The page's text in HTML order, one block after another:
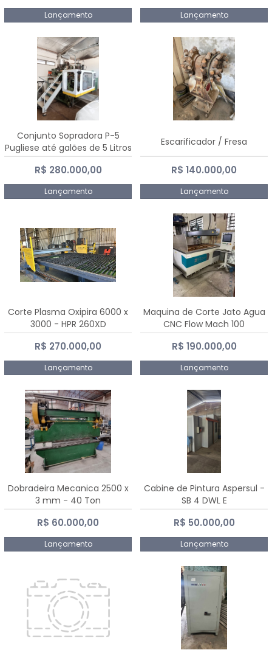
Lançamento Lançamento
Conjunto Sopradora P-5
Pugliese até galões de 5 Litros
R$ 280.000,00
Lançamento
Escarificador / Fresa
R$ 140.000,00
Lançamento
Corte Plasma Oxipira 6000 x
3000 - HPR 260XD
R$ 270.000,00
Lançamento
Maquina de Corte Jato Agua
CNC Flow Mach 100
R$ 190.000,00
Lançamento
Dobradeira Mecanica 2500 x
3 mm - 40 Ton
R$ 60.000,00
Lançamento
Cabine de Pintura Aspersul -
SB 4 DWL E
R$ 50.000,00
Lançamento